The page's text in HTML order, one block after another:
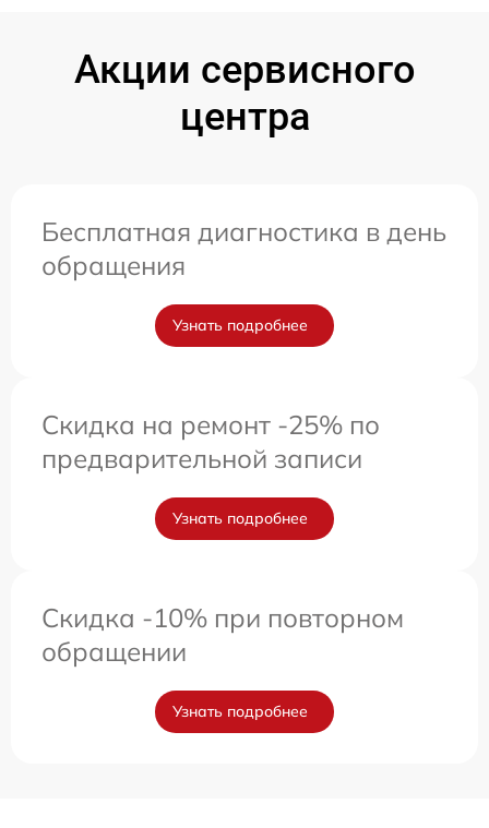
Акции сервисного
центра
Бесплатная диагностика в день
обращения
Узнать подробнее
Скидка на ремонт -25% по
предварительной записи
Узнать подробнее
Скидка -10% при повторном
обращении
Узнать подробнее